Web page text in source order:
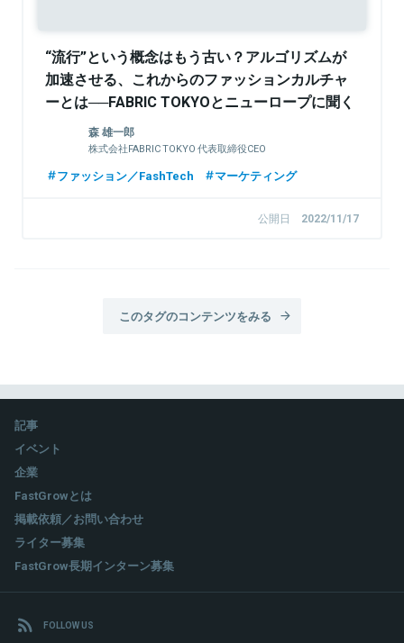
“流行”という概念はもう古い？アルゴリズムが
加速させる、これからのファッションカルチャ
ーとは──FABRIC TOKYOとニューロープに聞く
森 雄一郎
株式会社FABRIC TOKYO 代表取締役CEO
ファッション／FashTech マーケティング
公開日 2022/11/17
このタグのコンテンツをみる
記事
イベント
企業
FastGrowとは
掲載依頼／お問い合わせ
ライター募集
FastGrow長期インターン募集
FOLLOW US